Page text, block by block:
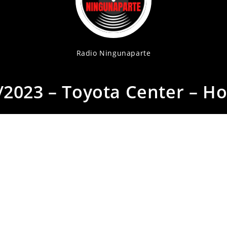
Radio Ningunaparte
– Toyota Center –